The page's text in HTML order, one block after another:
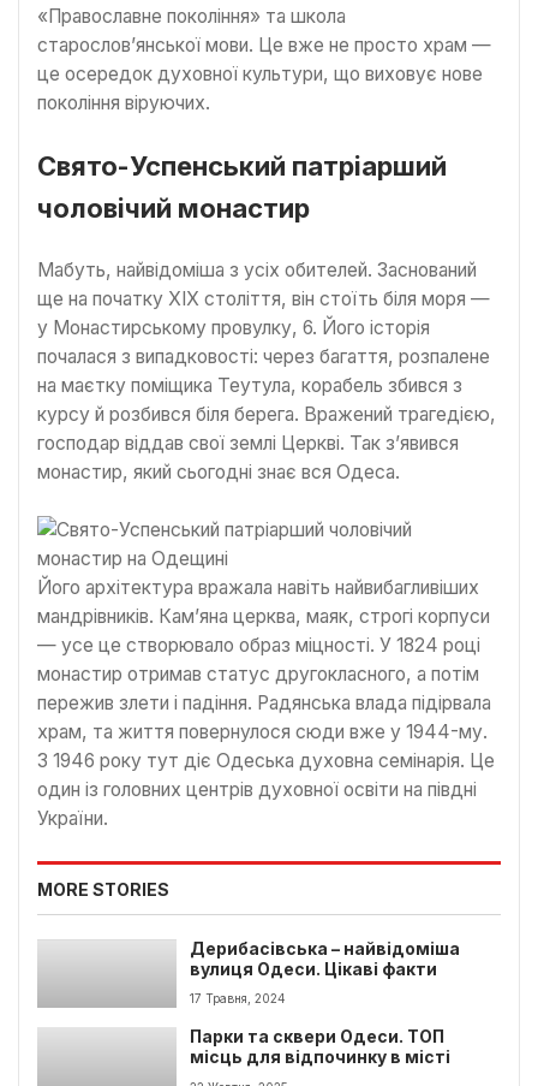
«Православне покоління» та школа
старослов’янської мови. Це вже не просто храм —
це осередок духовної культури, що виховує нове
покоління віруючих.
Свято-Успенський патріарший
чоловічий монастир
Мабуть, найвідоміша з усіх обителей. Заснований
ще на початку XIX століття, він стоїть біля моря —
у Монастирському провулку, 6. Його історія
почалася з випадковості: через багаття, розпалене
на маєтку поміщика Теутула, корабель збився з
курсу й розбився біля берега. Вражений трагедією,
господар віддав свої землі Церкві. Так з’явився
монастир, який сьогодні знає вся Одеса.
Його архітектура вражала навіть найвибагливіших
мандрівників. Кам’яна церква, маяк, строгі корпуси
— усе це створювало образ міцності. У 1824 році
монастир отримав статус другокласного, а потім
пережив злети і падіння. Радянська влада підірвала
храм, та життя повернулося сюди вже у 1944-му.
З 1946 року тут діє Одеська духовна семінарія. Це
один із головних центрів духовної освіти на півдні
України.
MORE STORIES
Дерибасівська – найвідоміша
вулиця Одеси. Цікаві факти
17 Травня, 2024
Парки та сквери Одеси. ТОП
місць для відпочинку в місті